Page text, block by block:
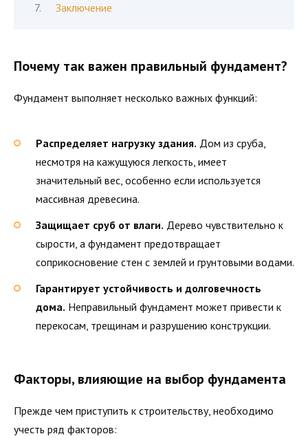
Заключение
Почему так важен правильный фундамент?
Фундамент выполняет несколько важных функций:
Распределяет нагрузку здания. Дом из сруба,
несмотря на кажущуюся легкость, имеет
значительный вес, особенно если используется
массивная древесина.
Защищает сруб от влаги. Дерево чувствительно к
сырости, а фундамент предотвращает
соприкосновение стен с землей и грунтовыми водами.
Гарантирует устойчивость и долговечность
дома. Неправильный фундамент может привести к
перекосам, трещинам и разрушению конструкции.
Факторы, влияющие на выбор фундамента
Прежде чем приступить к строительству, необходимо
учесть ряд факторов: